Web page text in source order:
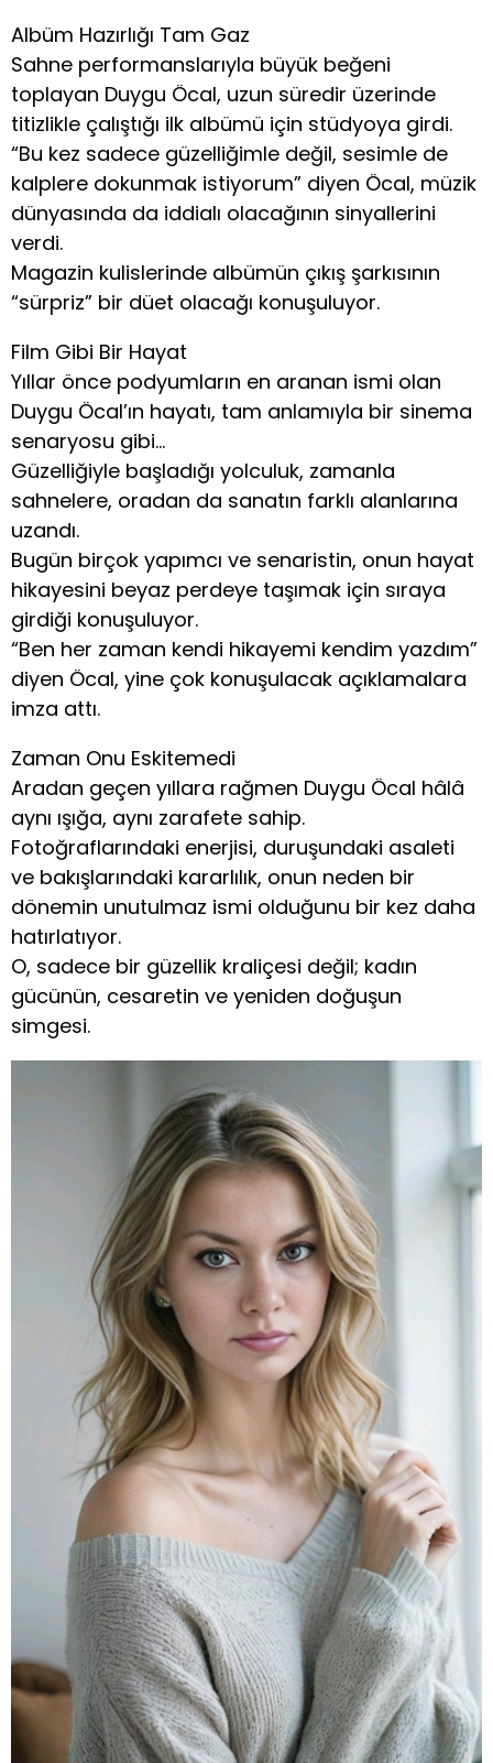
Albüm Hazırlığı Tam Gaz
Sahne performanslarıyla büyük beğeni
toplayan Duygu Öcal, uzun süredir üzerinde
titizlikle çalıştığı ilk albümü için stüdyoya girdi.
“Bu kez sadece güzelliğimle değil, sesimle de
kalplere dokunmak istiyorum” diyen Öcal, müzik
dünyasında da iddialı olacağının sinyallerini
verdi.
Magazin kulislerinde albümün çıkış şarkısının
“sürpriz” bir düet olacağı konuşuluyor.
Film Gibi Bir Hayat
Yıllar önce podyumların en aranan ismi olan
Duygu Öcal’ın hayatı, tam anlamıyla bir sinema
senaryosu gibi…
Güzelliğiyle başladığı yolculuk, zamanla
sahnelere, oradan da sanatın farklı alanlarına
uzandı.
Bugün birçok yapımcı ve senaristin, onun hayat
hikayesini beyaz perdeye taşımak için sıraya
girdiği konuşuluyor.
“Ben her zaman kendi hikayemi kendim yazdım”
diyen Öcal, yine çok konuşulacak açıklamalara
imza attı.
Zaman Onu Eskitemedi
Aradan geçen yıllara rağmen Duygu Öcal hâlâ
aynı ışığa, aynı zarafete sahip.
Fotoğraflarındaki enerjisi, duruşundaki asaleti
ve bakışlarındaki kararlılık, onun neden bir
dönemin unutulmaz ismi olduğunu bir kez daha
hatırlatıyor.
O, sadece bir güzellik kraliçesi değil; kadın
gücünün, cesaretin ve yeniden doğuşun
simgesi.